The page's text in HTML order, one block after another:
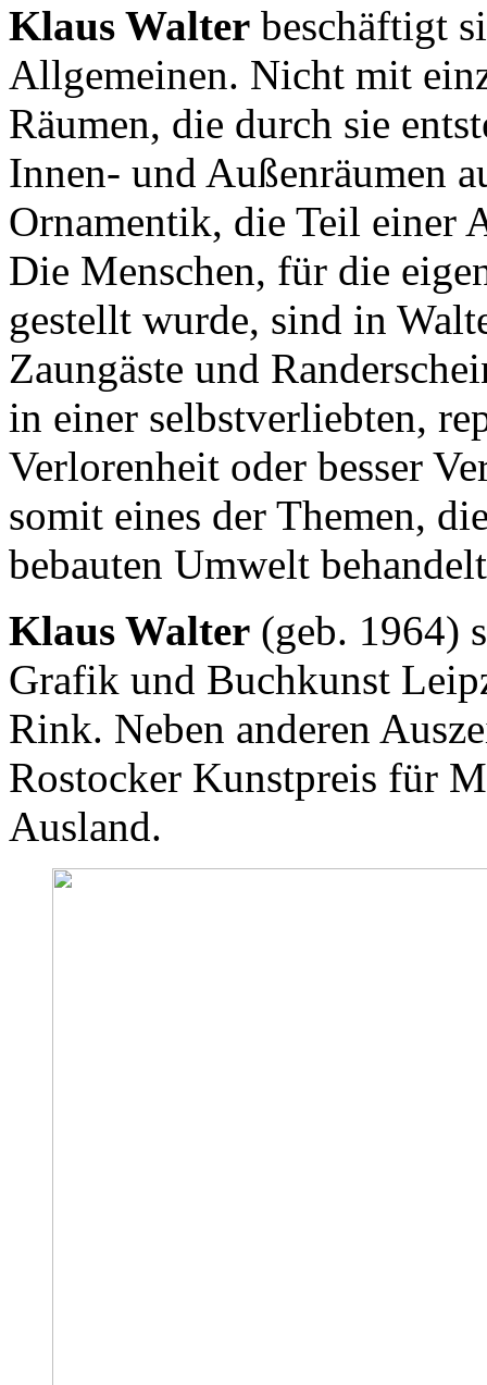
Klaus Walter beschäftigt
Allgemeinen. Nicht mit
Räumen, die durch sie
Innen- und Außenräumen
Ornamentik, die Teil einer
Die Menschen, für die
gestellt wurde, sind in
Zaungäste und
in einer selbstverliebten,
Verlorenheit oder besser
somit eines der Themen,
bebauten Umwelt
Klaus Walter (geb. 1964)
Grafik und Buchkunst
Rink. Neben anderen
Rostocker Kunstpreis für
Ausland.